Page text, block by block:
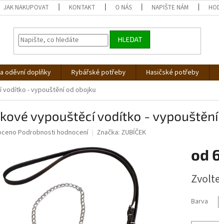
JAK NAKUPOVAT KONTAKT O NÁS NAPIŠTE NÁM
HLEDAT
oděvní doplňky Rybářské potřeby Hasičské potřeby
- vypouštění od obojku
vypouštěcí vodítko -
Podrobnosti hodnocení Značka: ZUBÍČEK
od
cena:
Barva